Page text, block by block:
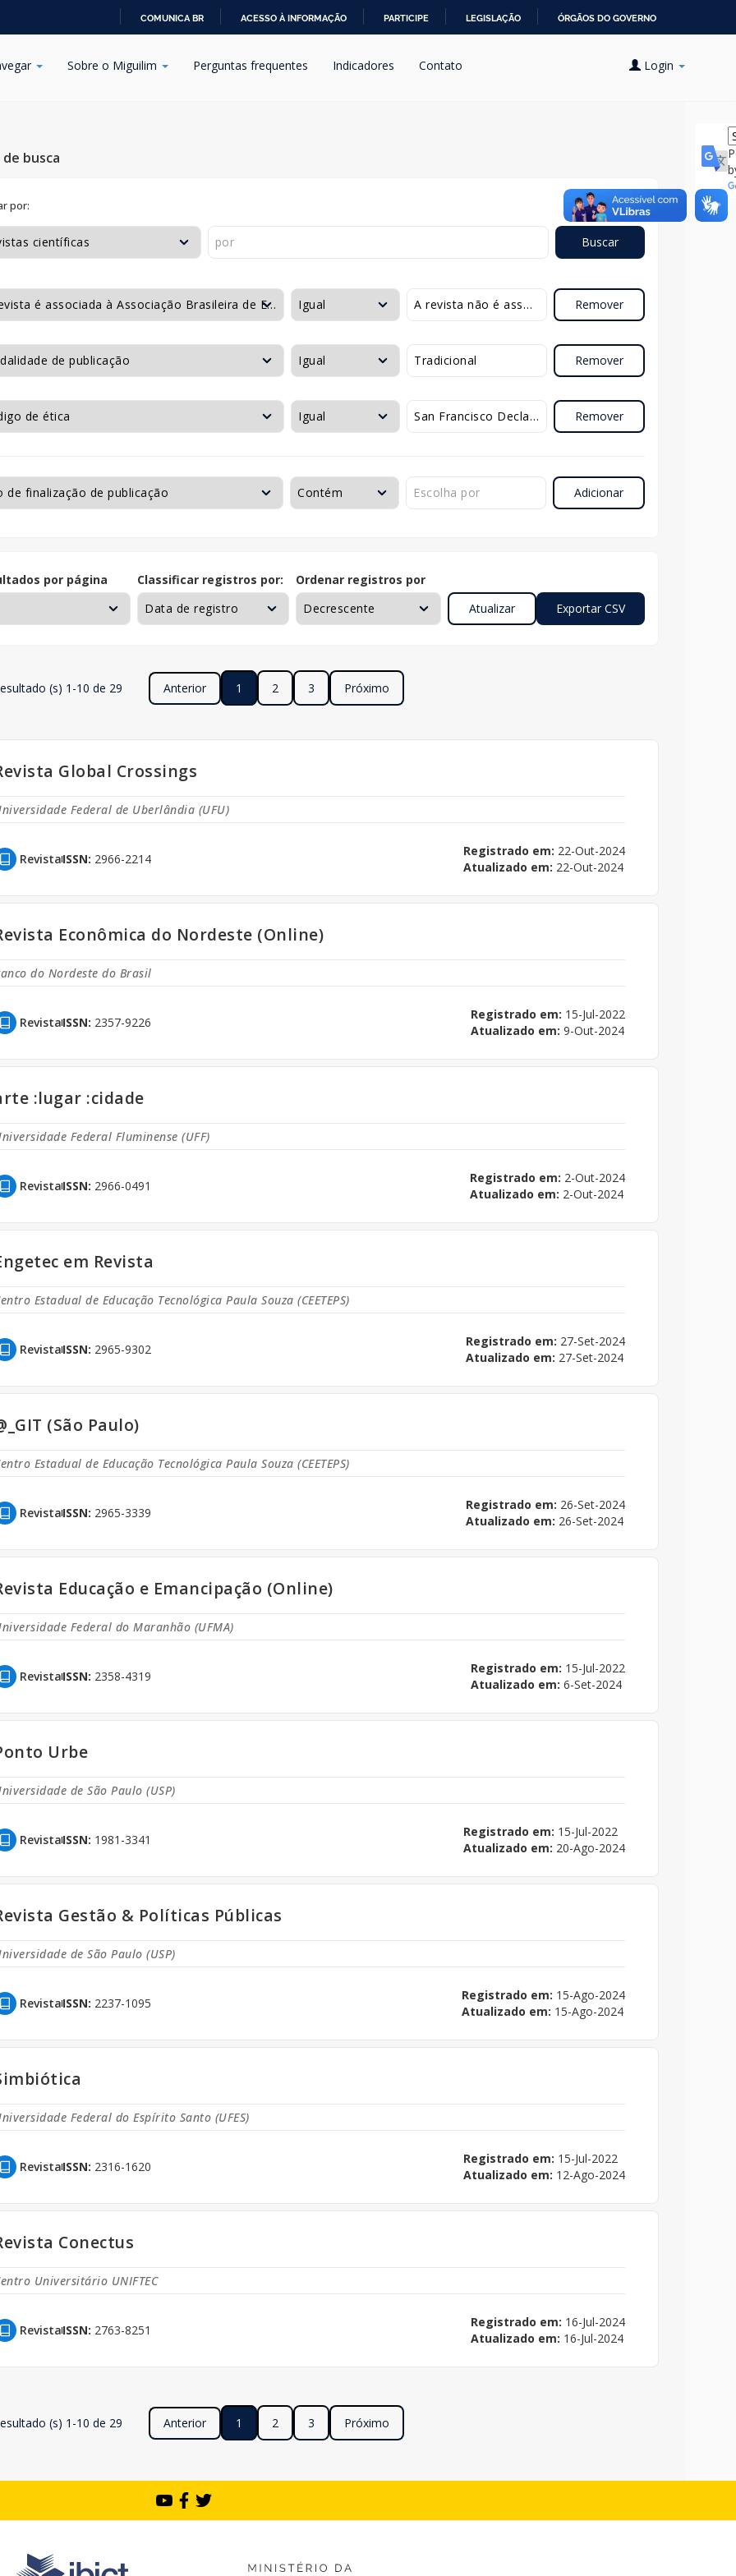
PARA
COMUNICA BR ACESSO À INFORMAÇÃO PARTICIPE LEGISLAÇÃO ÓRGÃOS DO GOVERNO
Sobre o Miguilim Perguntas frequentes Indicadores Contato Login
busca
por:
Buscar
Remover
Remover
Remover
Adicionar
por página Classificar registros por: Ordenar registros por
(s) 1-10 de 29 Anterior 1 2 3 Próximo
Global Crossings
Federal de Uberlândia (UFU)
RevistaISSN: 2966-2214
Registrado em: 22-Out-2024
Atualizado em: 22-Out-2024
Econômica do Nordeste (Online)
do Nordeste do Brasil
RevistaISSN: 2357-9226
Registrado em: 15-Jul-2022
Atualizado em: 9-Out-2024
:lugar :cidade
Federal Fluminense (UFF)
RevistaISSN: 2966-0491
Registrado em: 2-Out-2024
Atualizado em: 2-Out-2024
em Revista
Estadual de Educação Tecnológica Paula Souza (CEETEPS)
RevistaISSN: 2965-9302
Registrado em: 27-Set-2024
Atualizado em: 27-Set-2024
(São Paulo)
Estadual de Educação Tecnológica Paula Souza (CEETEPS)
RevistaISSN: 2965-3339
Registrado em: 26-Set-2024
Atualizado em: 26-Set-2024
Educação e Emancipação (Online)
Federal do Maranhão (UFMA)
RevistaISSN: 2358-4319
Registrado em: 15-Jul-2022
Atualizado em: 6-Set-2024
Urbe
de São Paulo (USP)
RevistaISSN: 1981-3341
Registrado em: 15-Jul-2022
Atualizado em: 20-Ago-2024
Gestão & Políticas Públicas
de São Paulo (USP)
RevistaISSN: 2237-1095
Registrado em: 15-Ago-2024
Atualizado em: 15-Ago-2024
Federal do Espírito Santo (UFES)
RevistaISSN: 2316-1620
Registrado em: 15-Jul-2022
Atualizado em: 12-Ago-2024
Conectus
Universitário UNIFTEC
RevistaISSN: 2763-8251
Registrado em: 16-Jul-2024
Atualizado em: 16-Jul-2024
(s) 1-10 de 29 Anterior 1 2 3 Próximo